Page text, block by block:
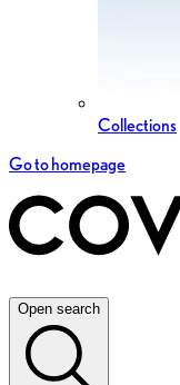
Collections
Go to homepage
Open search